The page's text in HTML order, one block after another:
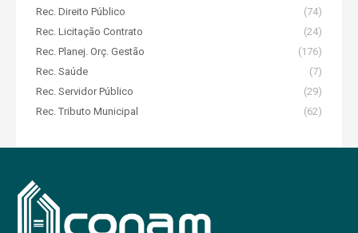
Rec. Direito Público
(74)
Rec. Licitação Contrato
(24)
Rec. Planej. Orç. Gestão
(176)
Rec. Saúde
(7)
Rec. Servidor Público
(29)
Rec. Tributo Municipal
(62)